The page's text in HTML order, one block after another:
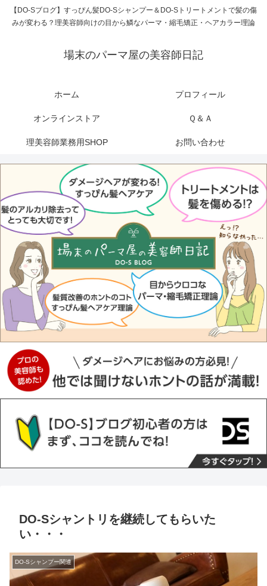
【DO-Sブログ】すっぴん髪DO-Sシャンプー＆DO-Sトリートメントで髪の傷
みが変わる？理美容師向けの目から鱗なパーマ・縮毛矯正・ヘアカラー理論
場末のパーマ屋の美容師日記
ホーム プロフィール
オンラインストア Ｑ＆Ａ
理美容師業務用SHOP お問い合わせ
DO-Sシャントリを継続してもらいた
い・・・
DO-Sシャンプー関連